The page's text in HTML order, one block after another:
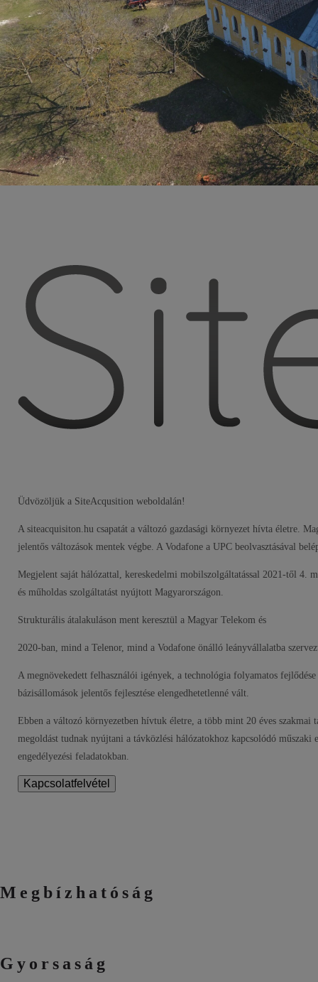
Üdvözöljük a SiteAcqusition weboldalán!
A siteacquisiton.hu csapatát a változó gazdasági környezet hívta életre.
jelentős változások mentek végbe. A Vodafone a UPC beolvasztásával
Megjelent saját hálózattal, kereskedelmi mobilszolgáltatással 2021-től 4.
és műholdas szolgáltatást nyújtott Magyarországon.
Strukturális átalakuláson ment keresztül a Magyar Telekom és
2020-ban, mind a Telenor, mind a Vodafone önálló leányvállalatba
A megnövekedett felhasználói igények, a technológia folyamatos
bázisállomások jelentős fejlesztése elengedhetetlenné vált.
Ebben a változó környezetben hívtuk életre, a több mint 20 éves szakmai
megoldást tudnak nyújtani a távközlési hálózatokhoz kapcsolódó műszaki
engedélyezési feladatokban.
Kapcsolatfelvétel
Megbízhatóság
Gyorsaság